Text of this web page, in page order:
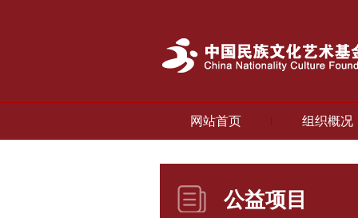
网站首页 组织概况
公益项目